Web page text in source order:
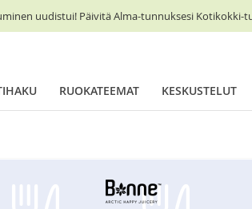
uudistui! Päivitä Alma-tunnuksesi Kotikokki-
RUOKATEEMAT KESKUSTELUT